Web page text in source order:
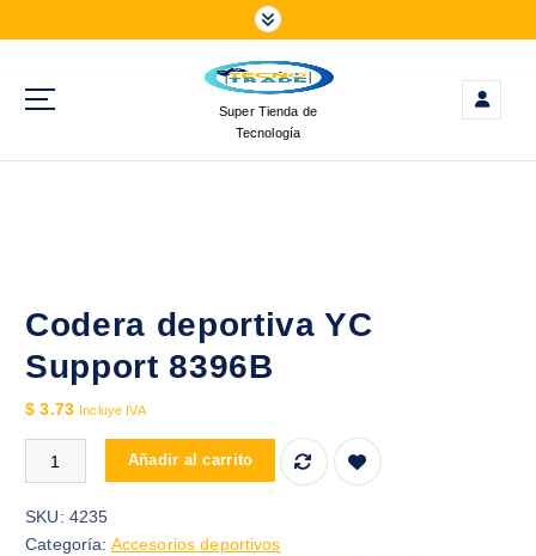
a
Super Tienda de
Tecnología
Codera deportiva YC
Support 8396B
$ 3.73 Incluye IVA
Codera deportiva YC Support 8396B cantidad
Añadir al carrito
SKU: 4235
Categoría: Accesorios deportivos